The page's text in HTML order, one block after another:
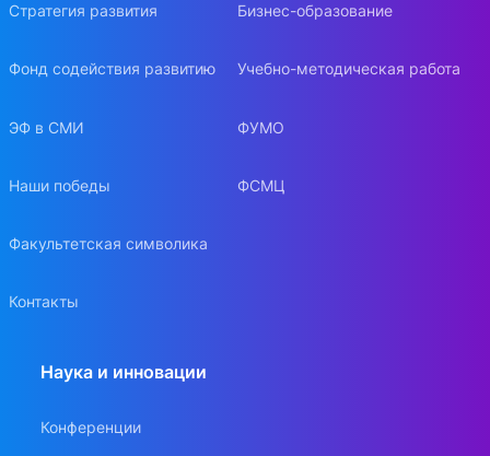
Стратегия развития
Фонд содействия развитию
ЭФ в СМИ
Наши победы
Факультетская символика
Контакты
Бизнес-образование
Учебно-методическая работа
ФУМО
ФСМЦ
Наука и инновации
Конференции